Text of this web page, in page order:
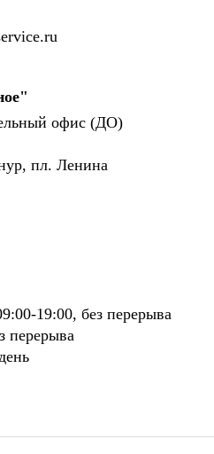
офис (ДО)
пл. Ленина
19:00, без перерыва
перерыва